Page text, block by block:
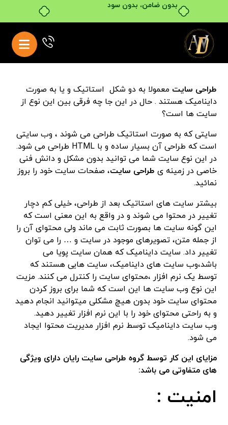
بدون ضامن، بدون سود
طراحی سایت معمولا به دو شکل استاتیک و یا به صورت
داینامیک هستند . حال در این جا چه فرقی بین این نوع از
سایت ها است؟
سایتی که به صورت استاتیک طراحی می شوند ، وب سایتی
است که طراحی آن بسیار ساده و با HTML طراحی می شود.
در این نوع سایت شما می توانید بدون مشکل و دانش فنی
خاصی در زمینه ی طراحی سایت، صفحات سایت خود را بروز
نمائید.
بیشتر سایت های استاتیک بعد از طراحی، خیلی کم دچار
تغییر در محتوا می شوند و در واقع به این معنی است که
این گونه سایت ها بصورت ثابت می ماند ولی محتوای آن را
از جمله متن، تصویرهای موجود در سایت و … را می توان
تغییر داد. سایت داینامیک که همان سایت پویا می
باشد،وب سایت های داینامیک، سایت هایی هستند که
توسط یک نرم افزار ،محتوای سایت را کنترل می کنند. مزیت
این نوع وب سایت ها این است که شما برای بروز کردن
محتوای سایت خود بدون هیچ مشکلی میتوانید انجام دهید
و به راحتی محتوای خود را با این نرم افزار تغییر دهید.
وب سایت داینامیک توسط نرم افزار مدیریت محتوا ایجاد
می شود.
مزایای این کار توسط گروه طراحی سایت رایان دارای ویژگی
های متفاوتی می باشد:
امنیت :